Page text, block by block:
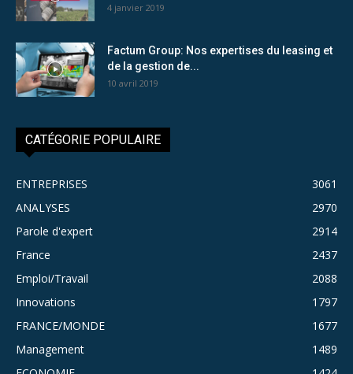
4 janvier 2019
Factum Group: Nos expertises du leasing et
de la gestion de...
10 avril 2019
CATÉGORIE POPULAIRE
ENTREPRISES
3061
ANALYSES
2970
Parole d'expert
2914
France
2437
Emploi/Travail
2088
Innovations
1797
FRANCE/MONDE
1677
Management
1489